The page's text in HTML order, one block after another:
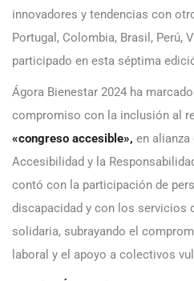
innovadores y tendencias con
Portugal, Colombia, Brasil, Perú,
participado en esta séptima
Ágora Bienestar 2024 ha
compromiso con la inclusión al
«congreso accesible», en alianza
Accesibilidad y la
contó con la participación de
discapacidad y con los servicios
solidaria, subrayando el
laboral y el apoyo a colectivos